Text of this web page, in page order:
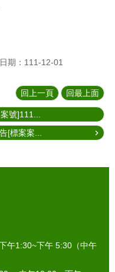
期：111-12-01
回上一頁 回最上面
號]111...
[標案案...
午1:30~下午 5:30（中午